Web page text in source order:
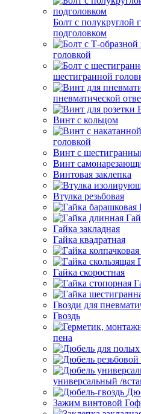
Болт с полукруглой
подголовком
головкой
шестигранной
пневматической
Винт с кольцом
головкой
Винт с
Винт
Винтовая заклепка
Втулка резьбовая
Гайка закладная
Гайка квадратная
Гайка скоростная
Гвозди для
Гвоздь
пена
универсальный /
Зажим винтовой